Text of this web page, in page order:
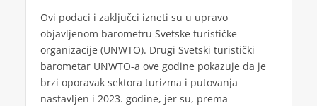
Ovi podaci i zaključci izneti su u upravo
objavljenom barometru Svetske turističke
organizacije (UNWTO). Drugi Svetski turistički
barometar UNWTO-a ove godine pokazuje da je
brzi oporavak sektora turizma i putovanja
nastavljen i 2023. godine, jer su, prema